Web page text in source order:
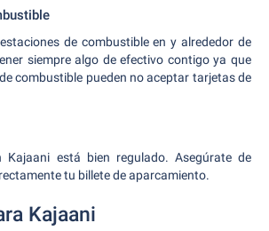
de combustible en y alrededor de
siempre algo de efectivo contigo ya que
combustible pueden no aceptar tarjetas de
Kajaani está bien regulado. Asegúrate de
tu billete de aparcamiento.
Kajaani